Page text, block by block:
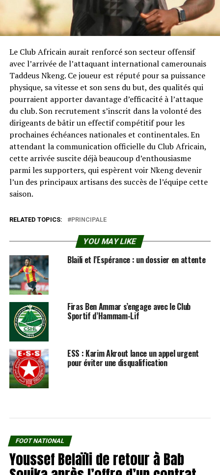
Le Club Africain aurait renforcé son secteur offensif
avec l’arrivée de l’attaquant international camerounais
Taddeus Nkeng. Ce joueur est réputé pour sa puissance
physique, sa vitesse et son sens du but, des qualités qui
pourraient apporter davantage d’efficacité à l’attaque
du club. Son recrutement s’inscrit dans la volonté des
dirigeants de bâtir un effectif compétitif pour les
prochaines échéances nationales et continentales. En
attendant la communication officielle du Club Africain,
cette arrivée suscite déjà beaucoup d’enthousiasme
parmi les supporters, qui espèrent voir Nkeng devenir
l’un des principaux artisans des succès de l’équipe cette
saison.
RELATED TOPICS: PRINCIPALE
YOU MAY LIKE
Blaili et l’Espérance : un dossier en attente
Firas Ben Ammar s’engage avec le Club
Sportif d’Hammam-Lif
ESS : Karim Akrout lance un appel urgent
pour éviter une disqualification
FOOT NATIONAL
Youssef Belaïli de retour à Bab